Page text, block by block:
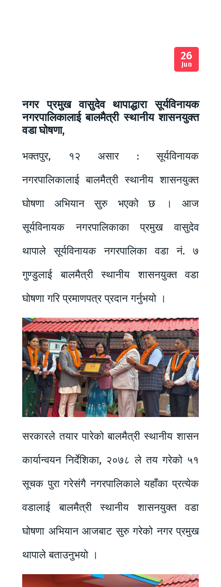
26
Jun
नगर प्रमुख वासुदेव थापाद्धारा सूर्यविनायक
नगरपालिकालाई बालमैत्री स्थानीय शासनयुक्त
वडा घोषणा,
भक्तपुर, १२ असार : सूर्यविनायक
नगरपालिकालाई बालमैत्री स्थानीय शासनयुक्त
घोषणा अभियान सुरु भएको छ । आज
सूर्यविनायक नगरपालिकाका प्रमुख वासुदेव
थापाले सूर्यविनायक नगरपालिका वडा नं. ७
गुण्डुलाई बालमैत्री स्थानीय शासनयुक्त वडा
घोषणा गरि प्रमाणपत्र प्रदान गर्नुभयो ।
सरकारले तयार पारेको बालमैत्री स्थानीय शासन
कार्यान्वयन निर्देशिका, २०७८ ले तय गरेको ५१
सूचक पुरा गरेसंगै नगरपालिकाले यहाँका प्रत्येक
वडालाई बालमैत्री स्थानीय शासनयुक्त वडा
घोषणा अभियान आजबाट सुरु गरेको नगर प्रमुख
थापाले बताउनुभयो ।